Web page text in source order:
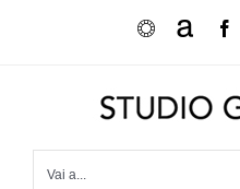
OculaArtnet
Vai a...